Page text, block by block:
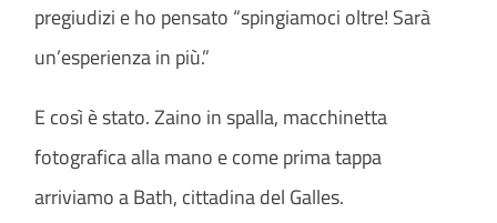
pregiudizi e ho pensato “spingiamoci oltre! Sarà
un’esperienza in più.”
E così è stato. Zaino in spalla, macchinetta
fotografica alla mano e come prima tappa
arriviamo a Bath, cittadina del Galles.